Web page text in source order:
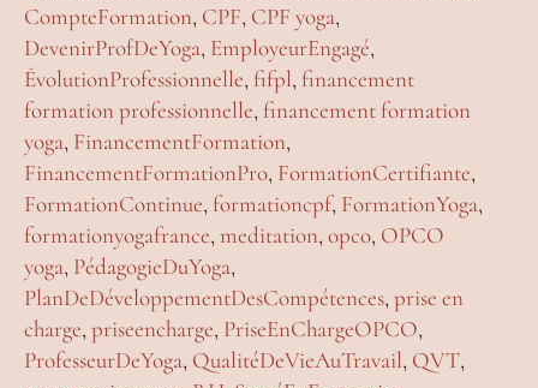
CompteFormation, CPF, CPF yoga,
DevenirProfDeYoga, EmployeurEngagé,
ÉvolutionProfessionnelle, fifpl, financement
formation professionnelle, financement formation
yoga, FinancementFormation,
FinancementFormationPro, FormationCertifiante,
FormationContinue, formationcpf, FormationYoga,
formationyogafrance, meditation, opco, OPCO
yoga, PédagogieDuYoga,
PlanDeDéveloppementDesCompétences, prise en
charge, priseencharge, PriseEnChargeOPCO,
ProfesseurDeYoga, QualitéDeVieAuTravail, QVT,